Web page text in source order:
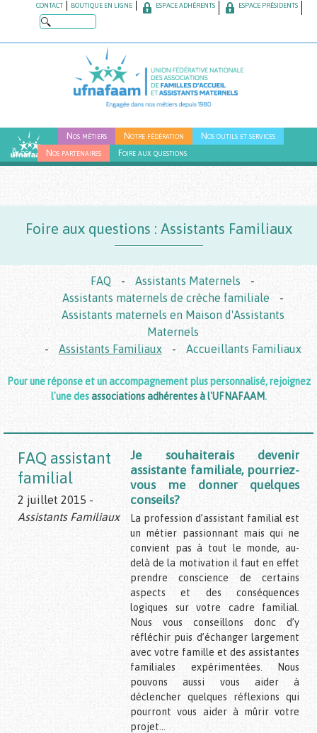
content
CONTACT BOUTIQUE EN LIGNE ESPACE ADHÉRENTS ESPACE PRÉSIDENTS
Nos métiers Notre fédération
Nos outils et services
Blog
Nos partenaires Foire aux questions
Foire aux questions : Assistants Familiaux
FAQ - Assistants Maternels
-
Assistants maternels de crèche familiale
-
Assistants maternels en Maison d'Assistants
Maternels
-
Assistants Familiaux - Accueillants Familiaux
Pour une réponse et un accompagnement plus personnalisé, rejoignez
l'une desassociations adhérentes à l'UFNAFAAM.
FAQ assistant
familial
2 juillet 2015 -
Assistants Familiaux
Je souhaiterais devenir
assistante familiale, pourriez-
vous me donner quelques
conseils?
La profession d’assistant familial est
un métier passionnant mais qui ne
convient pas à tout le monde, au-
delà de la motivation il faut en effet
prendre conscience de certains
aspects et des conséquences
logiques sur votre cadre familial.
Nous vous conseillons donc d’y
réfléchir puis d’échanger largement
avec votre famille et des assistantes
familiales expérimentées. Nous
pouvons aussi vous aider à
déclencher quelques réflexions qui
pourront vous aider à mûrir votre
projet…